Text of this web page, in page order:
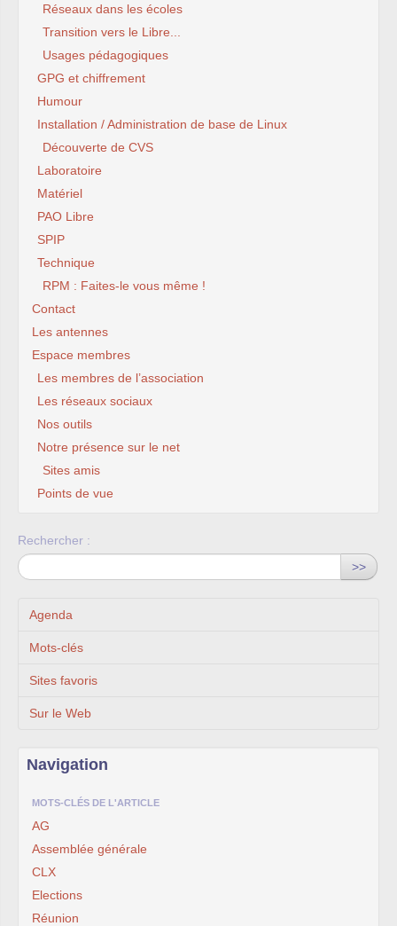
Réseaux dans les écoles
Transition vers le Libre...
Usages pédagogiques
GPG et chiffrement
Humour
Installation / Administration de base de Linux
Découverte de CVS
Laboratoire
Matériel
PAO Libre
SPIP
Technique
RPM : Faites-le vous même !
Contact
Les antennes
Espace membres
Les membres de l’association
Les réseaux sociaux
Nos outils
Notre présence sur le net
Sites amis
Points de vue
Rechercher :
>>
Agenda
Mots-clés
Sites favoris
Sur le Web
Navigation
MOTS-CLÉS DE L'ARTICLE
AG
Assemblée générale
CLX
Elections
Réunion